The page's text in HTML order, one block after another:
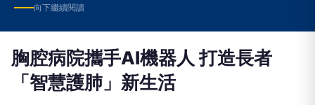
向下繼續閱讀
胸腔病院攜手AI機器人 打造長者
「智慧護肺」新生活